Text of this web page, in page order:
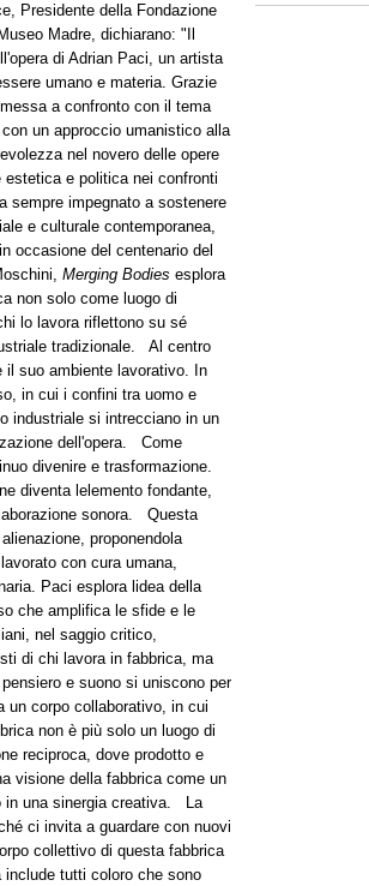
Presidente della Fondazione
Madre, dichiarano: "Il
di Adrian Paci, un artista
umano e materia. Grazie
a confronto con il tema
un approccio umanistico alla
nel novero delle opere
e politica nei confronti
sempre impegnato a sostenere
e culturale contemporanea,
occasione del centenario del
Merging Bodies esplora
non solo come luogo di
lo lavora riflettono su sé
tradizionale. Al centro
il suo ambiente lavorativo. In
in cui i confini tra uomo e
industriale si intrecciano in un
dell'opera. Come
divenire e trasformazione.
diventa lelemento fondante,
sonora. Questa
proponendola
con cura umana,
Paci esplora lidea della
che amplifica le sfide e le
nel saggio critico,
di chi lavora in fabbrica, ma
e suono si uniscono per
un corpo collaborativo, in cui
non è più solo un luogo di
reciproca, dove prodotto e
visione della fabbrica come un
una sinergia creativa. La
ci invita a guardare con nuovi
collettivo di questa fabbrica
tutti coloro che sono